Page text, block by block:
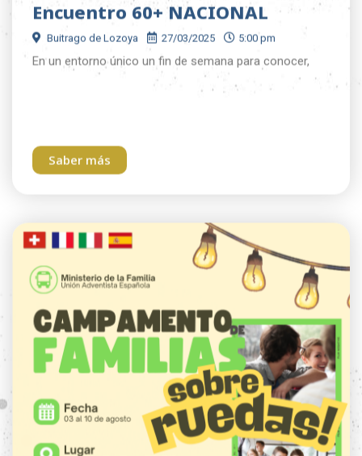
Buitrago de Lozoya 27/03/2025 5:00 pm
En un entorno único un fin de semana para conocer,